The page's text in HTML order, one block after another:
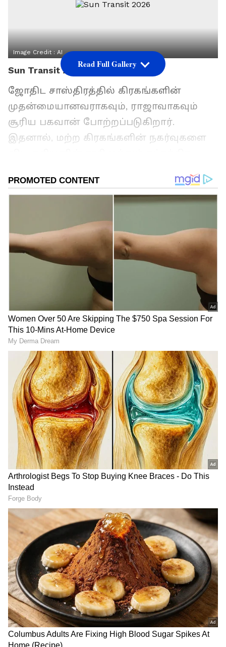
Image Credit : AI
Sun Transit 2026
ஜோதிட சாஸ்திரத்தில் கிரகங்களின்
முதன்மையானவராகவும், ராஜாவாகவும்
சூரிய பகவான் போற்றப்படுகிறார்.
இதனால், மற்ற கிரகங்களின் நகர்வுகளை
முக்கிய திருப்புமுனைகளை
அந்தவகையில், இந்த ஜூலை மாதத்தில்
நிகழப்போகும் சூரியனின் நட்சத்திர
இடப்பெயர்ச்சி ஆன்மீக ரீதியாகவும்,
ஜோதிட ரீதியாகவும் பெரும் முக்கியத்துவம்
வாய்ந்ததாகப் பார்க்கப்படுகிறது.
வரும் ஜூலை 20 ஆம் தேதி சூரிய பகவான்
பூச நட்சத்திரத்திற்குள் பிரவேசிக்க
உள்ளார். வரவிருக்கும் ஆகஸ்ட் 03 ஆம்
தேதி வரை அவர் இதே நட்சத்திரத்தில்
சஞ்சரிப்பார். இந்த நட்சத்திர மாற்றத்தின்
தாக்கம் 12 ராசிகளிலுமே காணப்பட்டாலும்,
குறிப்பிட்ட 3 ராசிக்காரர்களுக்கு இந்த
காலகட்டம் பொற்காலமாக
அமையப்போகிறது. அந்த அதிர்ஷ்ட ராசிகள்
எவை என்று இங்கே காண்போம்.
இதையும் படிங்க:Chanakya Niti: இந்த 4
குணமுள்ளவங்க உங்க மனைவி கூட
பழகினா குடும்பமே சீரழிஞ்சிடும்!
கணவர்களே உஷார்!
ஏசியாநெட் தமிழ்-ஐ உங்கள் முதன்மைத்
தேர்வாக்குங்கள்
Read Full Gallery